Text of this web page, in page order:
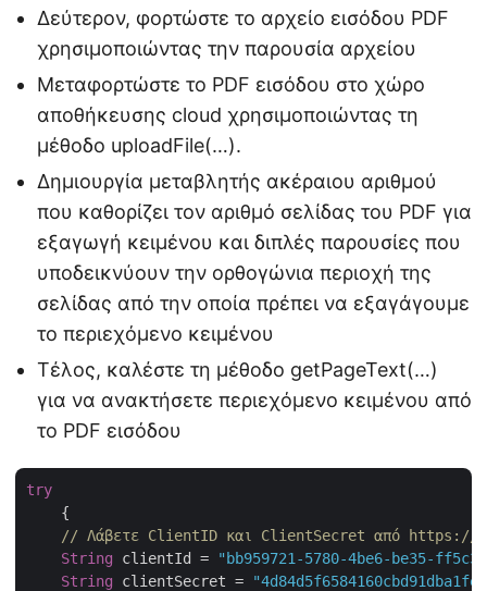
Δεύτερον, φορτώστε το αρχείο εισόδου PDF
χρησιμοποιώντας την παρουσία αρχείου
Μεταφορτώστε το PDF εισόδου στο χώρο
αποθήκευσης cloud χρησιμοποιώντας τη
μέθοδο uploadFile(…).
Δημιουργία μεταβλητής ακέραιου αριθμού
που καθορίζει τον αριθμό σελίδας του PDF για
εξαγωγή κειμένου και διπλές παρουσίες που
υποδεικνύουν την ορθογώνια περιοχή της
σελίδας από την οποία πρέπει να εξαγάγουμε
το περιεχόμενο κειμένου
Τέλος, καλέστε τη μέθοδο getPageText(…)
για να ανακτήσετε περιεχόμενο κειμένου από
το PDF εισόδου
try
    {
// Λάβετε ClientID και ClientSecret από https://
String clientId =
"bb959721-5780-4be6-be35-
String clientSecret =